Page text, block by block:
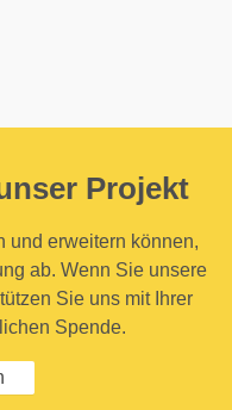
Projekt
und erweitern können,
ab. Wenn Sie unsere
Sie uns mit Ihrer
Spende.